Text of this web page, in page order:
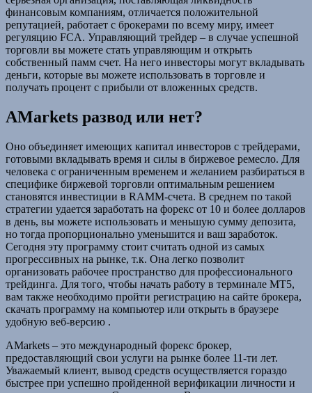
финансовым компаниям, отличается положительной
репутацией, работает с брокерами по всему миру, имеет
регуляцию FCA. Управляющий трейдер – в случае успешной
торговли вы можете стать управляющим и открыть
собственный памм счет. На него инвесторы могут вкладывать
деньги, которые вы можете использовать в торговле и
получать процент с прибыли от вложенных средств.
AMarkets развод или нет?
Оно объединяет имеющих капитал инвесторов с трейдерами,
готовыми вкладывать время и силы в биржевое ремесло. Для
человека с ограниченным временем и желанием разбираться в
специфике биржевой торговли оптимальным решением
становятся инвестиции в RАММ-счета. В среднем по такой
стратегии удается заработать на форекс от 10 и более долларов
в день, вы можете использовать и меньшую сумму депозита,
но тогда пропорционально уменьшится и ваш заработок.
Сегодня эту программу стоит считать одной из самых
прогрессивных на рынке, т.к. Она легко позволит
организовать рабочее пространство для профессионального
трейдинга. Для того, чтобы начать работу в терминале МТ5,
вам также необходимо пройти регистрацию на сайте брокера,
скачать программу на компьютер или открыть в браузере
удобную веб-версию .
AMarkets – это международный форекс брокер,
предоставляющий свои услуги на рынке более 11-ти лет.
Уважаемый клиент, вывод средств осуществляется гораздо
быстрее при успешно пройденной верификации личности и